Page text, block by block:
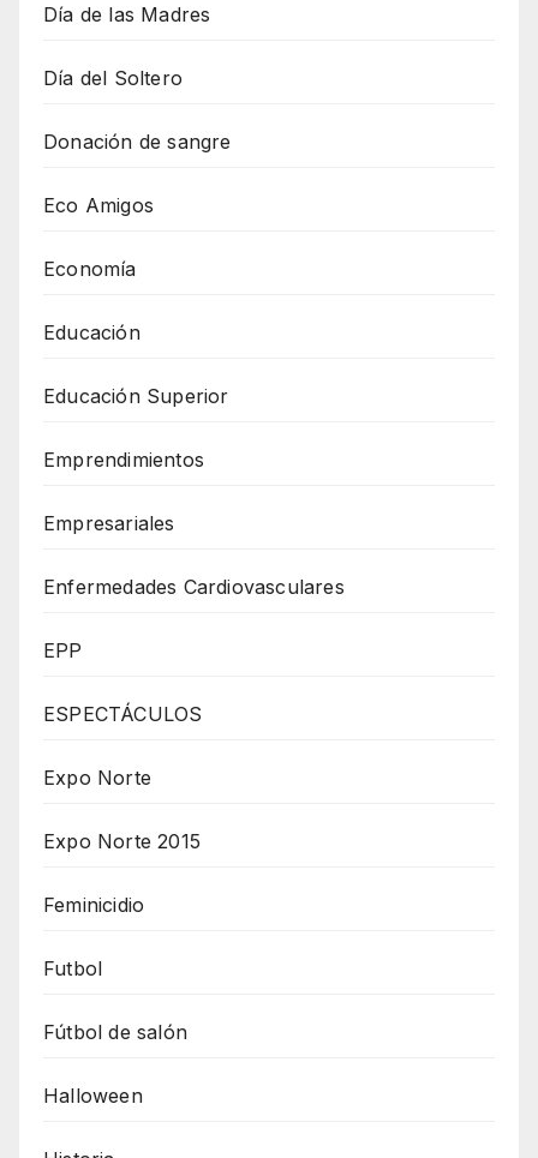
Día de las Madres
Día del Soltero
Donación de sangre
Eco Amigos
Economía
Educación
Educación Superior
Emprendimientos
Empresariales
Enfermedades Cardiovasculares
EPP
ESPECTÁCULOS
Expo Norte
Expo Norte 2015
Feminicidio
Futbol
Fútbol de salón
Halloween